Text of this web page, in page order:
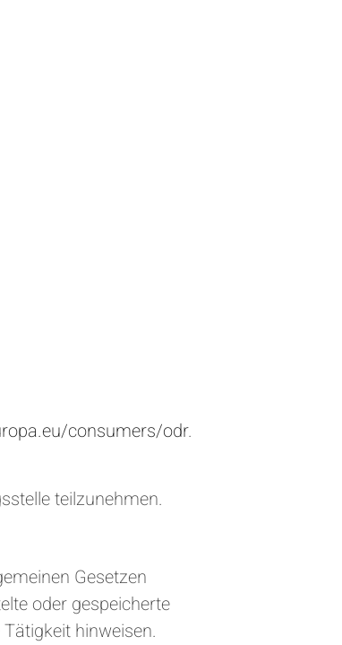
consumers/odr.
teilzunehmen.
Gesetzen
oder gespeicherte
hinweisen.